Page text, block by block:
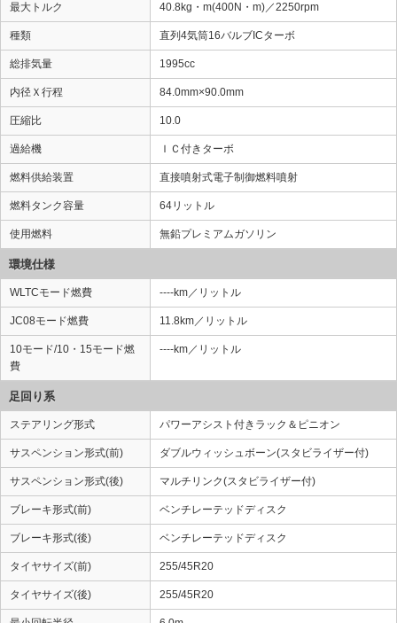
最大トルク 40.8kg・m(400N・m)／2250rpm
種類 直列4気筒16バルブICターボ
総排気量 1995cc
内径Ｘ行程 84.0mm×90.0mm
圧縮比 10.0
過給機 ＩＣ付きターボ
燃料供給装置 直接噴射式電子制御燃料噴射
燃料タンク容量 64リットル
使用燃料 無鉛プレミアムガソリン
環境仕様
WLTCモード燃費 ----km／リットル
JC08モード燃費 11.8km／リットル
10モード/10・15モード燃
費
----km／リットル
足回り系
ステアリング形式 パワーアシスト付きラック＆ピニオン
サスペンション形式(前) ダブルウィッシュボーン(スタビライザー付)
サスペンション形式(後) マルチリンク(スタビライザー付)
ブレーキ形式(前) ベンチレーテッドディスク
ブレーキ形式(後) ベンチレーテッドディスク
タイヤサイズ(前) 255/45R20
タイヤサイズ(後) 255/45R20